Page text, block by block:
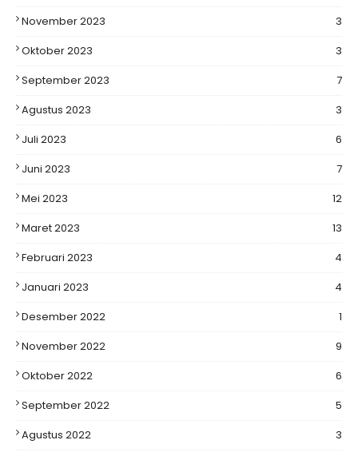
November 2023
3
Oktober 2023
3
September 2023
7
Agustus 2023
3
Juli 2023
6
Juni 2023
7
Mei 2023
12
Maret 2023
13
Februari 2023
4
Januari 2023
4
Desember 2022
1
November 2022
9
Oktober 2022
6
September 2022
5
Agustus 2022
3